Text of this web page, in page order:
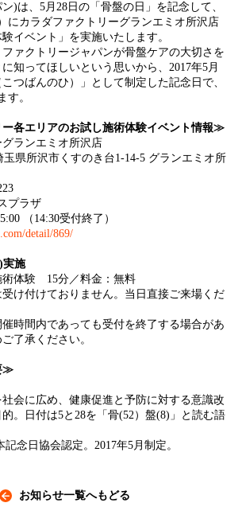
)は、5月28日の「骨盤の日」を記念して、
にカラダファクトリーグランエミオ所沢店
イベント」を実施いたします。
ファクトリージャパンが骨盤ケアの大切さを
知ってほしいという思いから、2017年5月
つばんのひ）」として制定した記念日で、
す。
各エリアのお試し施術体験イベント情報≫
ランエミオ所沢店
県所沢市くすのき台1-14-5 グランエミオ所
プラザ
（14:30受付終了）
detail/869/
実施
術体験 15分／料金：無料
け付けておりません。当日直接ご来場くだ
時間内であっても受付を終了する場合があ
了承ください。
≫
会に広め、健康促進と予防に対する意識改
。日付は5と28を「骨(52）盤(8)」と読む語
念日協会認定。2017年5月制定。
お知らせ一覧へもどる